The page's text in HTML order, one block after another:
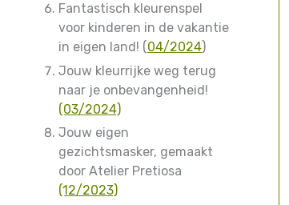
Fantastisch kleurenspel
voor kinderen in de vakantie
in eigen land! ( 04/2024)
Jouw kleurrijke weg terug
naar je onbevangenheid!
(03/2024)
Jouw eigen
gezichtsmasker, gemaakt
door Atelier Pretiosa
(12/2023)